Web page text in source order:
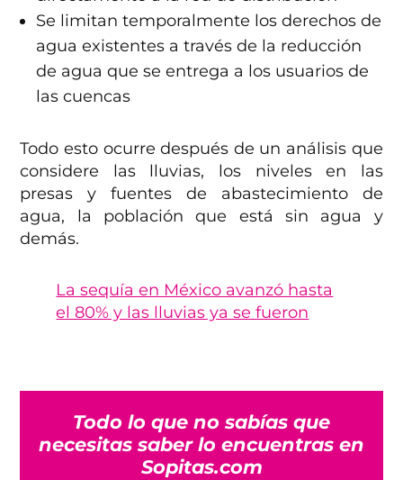
Se limitan temporalmente los derechos de
agua existentes a través de la reducción
de agua que se entrega a los usuarios de
las cuencas
Todo esto ocurre después de un análisis que
considere las lluvias, los niveles en las
presas y fuentes de abastecimiento de
agua, la población que está sin agua y
demás.
La sequía en México avanzó hasta
el 80% y las lluvias ya se fueron
Todo lo que no sabías que
necesitas saber lo encuentras en
Sopitas.com